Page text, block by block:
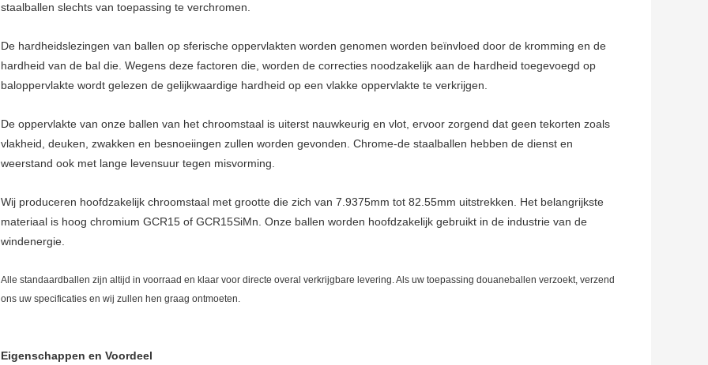
staalballen slechts van toepassing te verchromen.
De hardheidslezingen van ballen op sferische oppervlakten worden genomen worden beïnvloed door de kromming en de
hardheid van de bal die. Wegens deze factoren die, worden de correcties noodzakelijk aan de hardheid toegevoegd op
baloppervlakte wordt gelezen de gelijkwaardige hardheid op een vlakke oppervlakte te verkrijgen.
De oppervlakte van onze ballen van het chroomstaal is uiterst nauwkeurig en vlot, ervoor zorgend dat geen tekorten zoals
vlakheid, deuken, zwakken en besnoeiingen zullen worden gevonden. Chrome-de staalballen hebben de dienst en
weerstand ook met lange levensuur tegen misvorming.
Wij produceren hoofdzakelijk chroomstaal met grootte die zich van 7.9375mm tot 82.55mm uitstrekken. Het belangrijkste
materiaal is hoog chromium GCR15 of GCR15SiMn. Onze ballen worden hoofdzakelijk gebruikt in de industrie van de
windenergie.
Alle standaardballen zijn altijd in voorraad en klaar voor directe overal verkrijgbare levering. Als uw toepassing douaneballen verzoekt, verzend
ons uw specificaties en wij zullen hen graag ontmoeten.
Eigenschappen en Voordeel